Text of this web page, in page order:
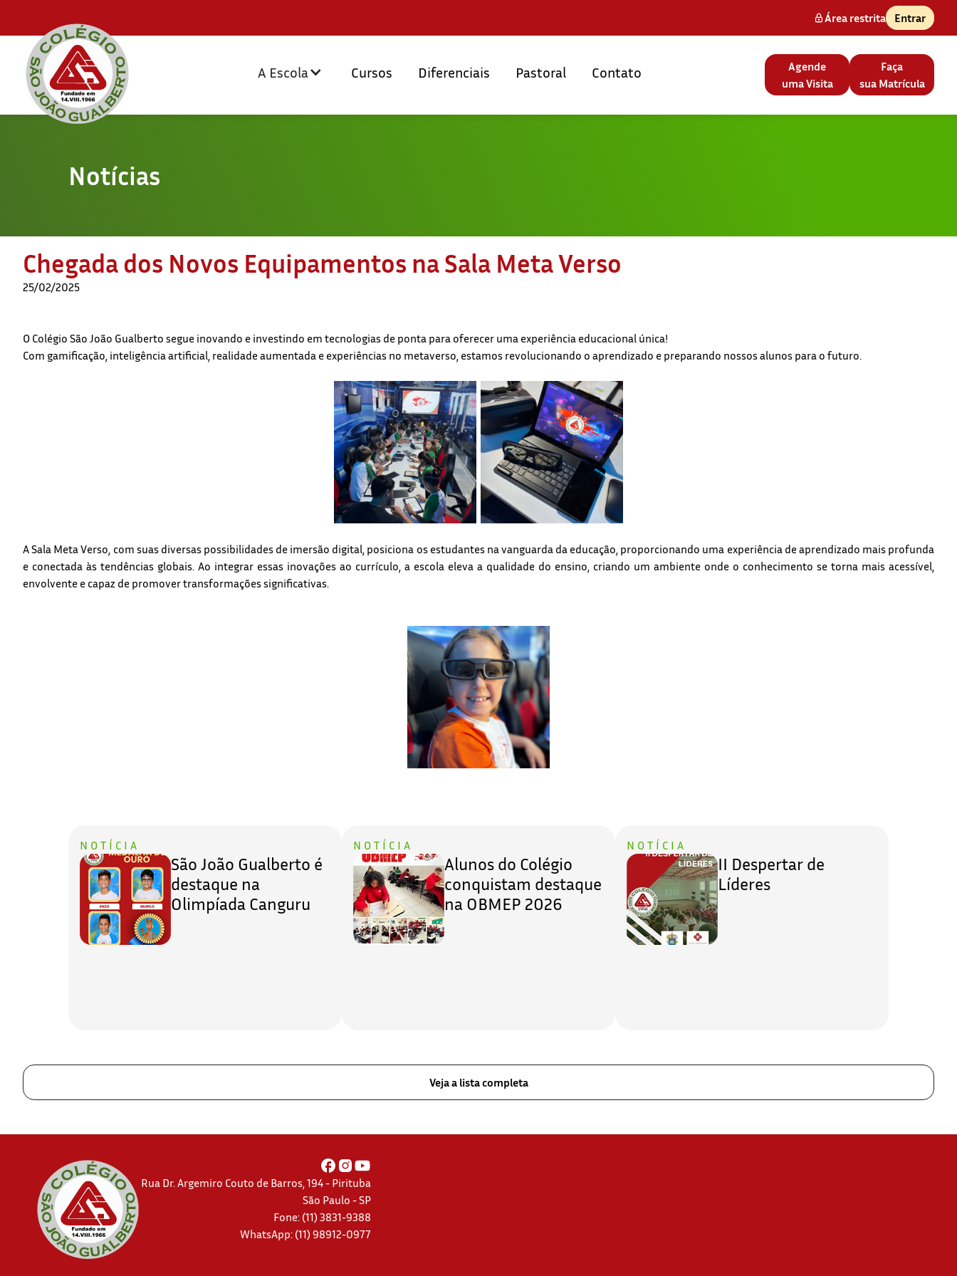
Área restrita Entrar
A Escola Cursos Diferenciais Pastoral Contato
Agende
uma Visita
Faça
sua Matrícula
Notícias
Chegada dos Novos Equipamentos na Sala Meta Verso
25/02/2025
O Colégio São João Gualberto segue inovando e investindo em tecnologias de ponta para oferecer uma experiência educacional única!
Com gamificação, inteligência artificial, realidade aumentada e experiências no metaverso, estamos revolucionando o aprendizado e preparando nossos alunos para o futuro.
A Sala Meta Verso, com suas diversas possibilidades de imersão digital, posiciona os estudantes na vanguarda da educação, proporcionando uma experiência de aprendizado mais profunda
e conectada às tendências globais. Ao integrar essas inovações ao currículo, a escola eleva a qualidade do ensino, criando um ambiente onde o conhecimento se torna mais acessível,
envolvente e capaz de promover transformações significativas.
NOTÍCIA
São João Gualberto é
destaque na
Olimpíada Canguru
NOTÍCIA
Alunos do Colégio
conquistam destaque
na OBMEP 2026
NOTÍCIA
II Despertar de
Líderes
Veja a lista completa
Rua Dr. Argemiro Couto de Barros, 194 - Pirituba
São Paulo - SP
Fone: (11) 3831-9388
WhatsApp: (11) 98912-0977